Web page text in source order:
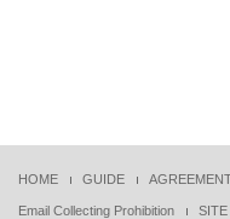
HOME GUIDE
Email Collecting Prohibition SITE